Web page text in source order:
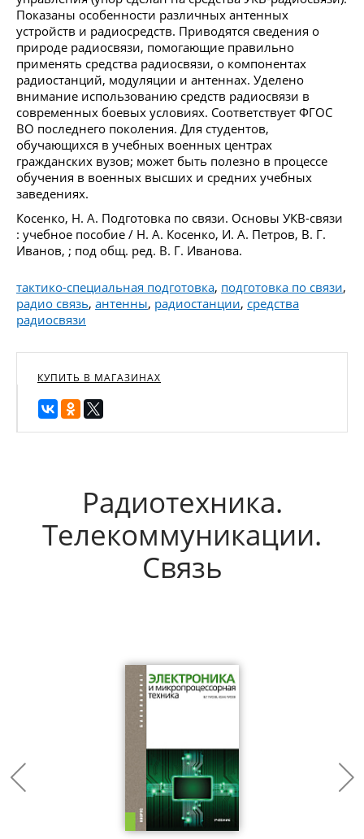
Показаны особенности различных антенных
устройств и радиосредств. Приводятся сведения о
природе радиосвязи, помогающие правильно
применять средства радиосвязи, о компонентах
радиостанций, модуляции и антеннах. Уделено
внимание использованию средств радиосвязи в
современных боевых условиях. Соответствует ФГОС
ВО последнего поколения. Для студентов,
обучающихся в учебных военных центрах
гражданских вузов; может быть полезно в процессе
обучения в военных высших и средних учебных
заведениях.
Косенко, Н. А. Подготовка по связи. Основы УКВ-связи
: учебное пособие / Н. А. Косенко, И. А. Петров, В. Г.
Иванов, ; под общ. ред. В. Г. Иванова.
тактико-специальная подготовка, подготовка по связи,
радио связь, антенны, радиостанции, средства
радиосвязи
КУПИТЬ В МАГАЗИНАХ
Радиотехника.
Телекоммуникации.
Связь